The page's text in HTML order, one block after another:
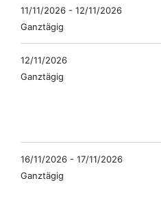
11/11/2026 - 12/11/2026
Ganztägig
12/11/2026
Ganztägig
16/11/2026 - 17/11/2026
Ganztägig